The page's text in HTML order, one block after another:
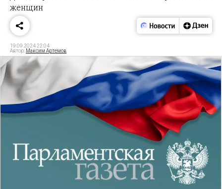
женщин
19.09.2024 22:04
Автор: Максим Артемов